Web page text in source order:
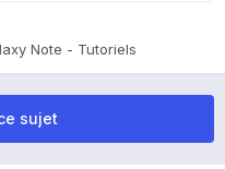
Note - Tutoriels
sujet